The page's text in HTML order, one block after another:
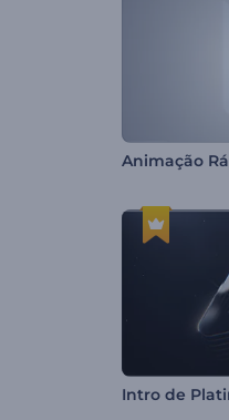
Animação
Intro de